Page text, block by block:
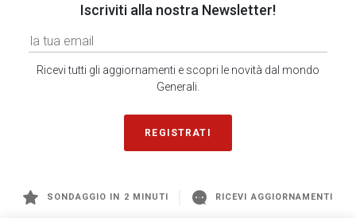
Iscriviti alla nostra Newsletter!
Ricevi tutti gli aggiornamenti e scopri le novità dal mondo
Generali.
REGISTRATI
SONDAGGIO IN 2 MINUTI RICEVI AGGIORNAMENTI